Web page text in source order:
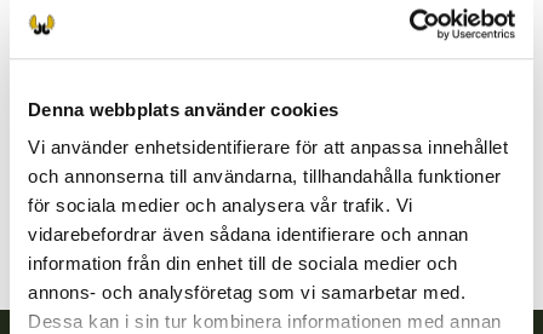
Denna webbplats använder cookies
Vi använder enhetsidentifierare för att anpassa innehållet
och annonserna till användarna, tillhandahålla funktioner
för sociala medier och analysera vår trafik. Vi
vidarebefordrar även sådana identifierare och annan
information från din enhet till de sociala medier och
annons- och analysföretag som vi samarbetar med.
Dessa kan i sin tur kombinera informationen med annan
Lisätietoja Lasse Perttola 0405599207
Södra Tavastland
lasse.perttola@gmail.com